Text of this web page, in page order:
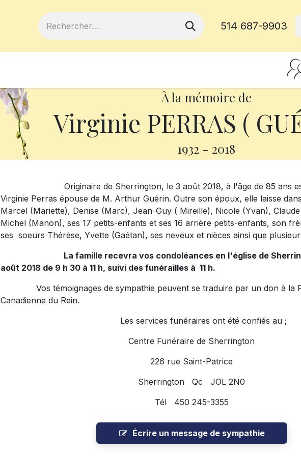
514 687-9903
À la mémoire de
Virginie PERRAS (
1932 - 2018
Originaire de Sherrington, le 3 août 2018, à l'âge de 85 ans est
Virginie Perras épouse de M. Arthur Guérin. Outre son époux, elle laisse
Marcel (Mariette), Denise (Marc), Jean-Guy ( Mireille), Nicole (Yvan),
Michel (Manon), ses 17 petits-enfants et ses 16 arrière petits-enfants, son
ses soeurs Thérèse, Yvette (Gaétan), ses neveux et nièces ainsi que
La famille recevra vos condoléances en l'église de
août 2018 de 9 h 30 à 11 h, suivi des funérailles à 11 h.
Vos témoignages de sympathie peuvent se traduire par un don à la
Canadienne du Rein.
Les services funéraires ont été confiés au ;
Centre Funéraire de Sherrington
226 rue Saint-Patrice
Sherrington Qc JOL 2N0
Tél 450 245-3355
Écrire un message de sympathie